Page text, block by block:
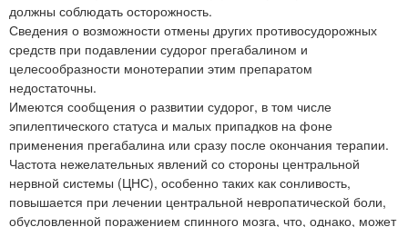
должны соблюдать осторожность.
Сведения о возможности отмены других противосудорожных
средств при подавлении судорог прегабалином и
целесообразности монотерапии этим препаратом
недостаточны.
Имеются сообщения о развитии судорог, в том числе
эпилептического статуса и малых припадков на фоне
применения прегабалина или сразу после окончания терапии.
Частота нежелательных явлений со стороны центральной
нервной системы (ЦНС), особенно таких как сонливость,
повышается при лечении центральной невропатической боли,
обусловленной поражением спинного мозга, что, однако, может